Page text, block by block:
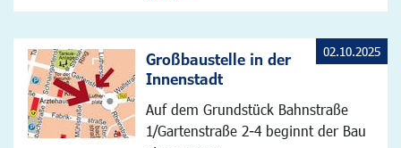
Großbaustelle in der
Innenstadt
Auf dem Grundstück Bahnstraße
1/Gartenstraße 2-4 beginnt der Bau
02.10.2025